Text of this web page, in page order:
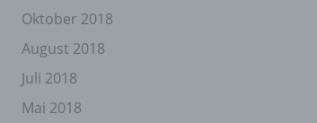
Oktober 2018
August 2018
Juli 2018
Mai 2018